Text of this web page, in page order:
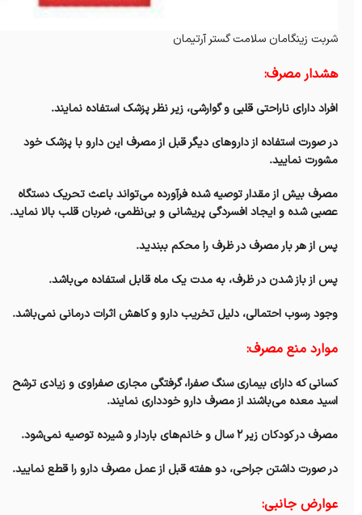
شربت زینگامان سلامت گستر آرتیمان
هشدار مصرف:
افراد دارای ناراحتی قلبی و گوارشی، زیر نظر پزشک استفاده نمایند.
در صورت استفاده از داروهای دیگر قبل از مصرف این دارو با پزشک خود
مشورت نمایید.
مصرف بیش از مقدار توصیه شده فرآورده می‌تواند باعث تحریک دستگاه
عصبی شده و ایجاد افسردگی پریشانی و بی‌نظمی، ضربان قلب بالا نماید.
پس از هر بار مصرف در ظرف را محکم ببندید.
پس از باز شدن در ظرف، به مدت یک ماه قابل استفاده می‌باشد.
وجود رسوب احتمالی، دلیل تخریب دارو و کاهش اثرات درمانی نمی‌باشد.
موارد منع مصرف:
کسانی که دارای بیماری سنگ صفرا، گرفتگی مجاری صفراوی و زیادی ترشح
اسید معده می‌باشند از مصرف دارو خودداری نمایند.
مصرف در کودکان زیر ۲ سال و خانم‌های باردار و شیرده توصیه نمی‌شود.
در صورت داشتن جراحی، دو هفته قبل از عمل مصرف دارو را قطع نمایید.
عوارض جانبی: